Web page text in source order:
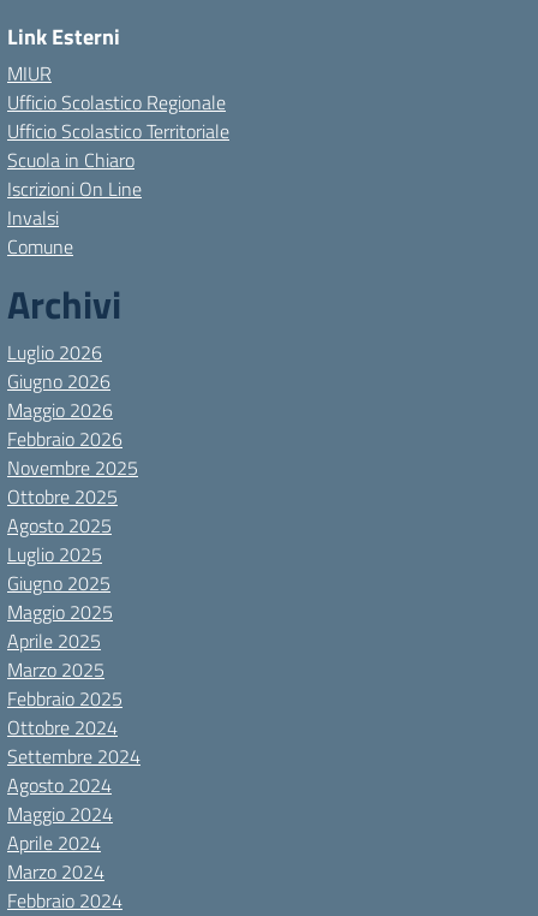
Link Esterni
MIUR
Ufficio Scolastico Regionale
Ufficio Scolastico Territoriale
Scuola in Chiaro
Iscrizioni On Line
Invalsi
Comune
Archivi
Luglio 2026
Giugno 2026
Maggio 2026
Febbraio 2026
Novembre 2025
Ottobre 2025
Agosto 2025
Luglio 2025
Giugno 2025
Maggio 2025
Aprile 2025
Marzo 2025
Febbraio 2025
Ottobre 2024
Settembre 2024
Agosto 2024
Maggio 2024
Aprile 2024
Marzo 2024
Febbraio 2024